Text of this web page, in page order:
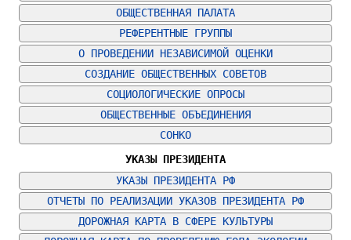
ОБЩЕСТВЕННАЯ ПАЛАТА
РЕФЕРЕНТНЫЕ ГРУППЫ
О ПРОВЕДЕНИИ НЕЗАВИСИМОЙ ОЦЕНКИ
СОЗДАНИЕ ОБЩЕСТВЕННЫХ СОВЕТОВ
СОЦИОЛОГИЧЕСКИЕ ОПРОСЫ
ОБЩЕСТВЕННЫЕ ОБЪЕДИНЕНИЯ
СОНКО
УКАЗЫ ПРЕЗИДЕНТА
УКАЗЫ ПРЕЗИДЕНТА РФ
ОТЧЕТЫ ПО РЕАЛИЗАЦИИ УКАЗОВ ПРЕЗИДЕНТА РФ
ДОРОЖНАЯ КАРТА В СФЕРЕ КУЛЬТУРЫ